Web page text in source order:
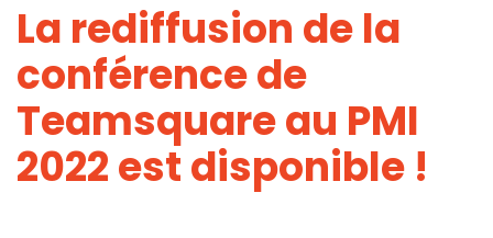
La rediffusion de la
conférence de
Teamsquare au PMI
2022 est disponible !